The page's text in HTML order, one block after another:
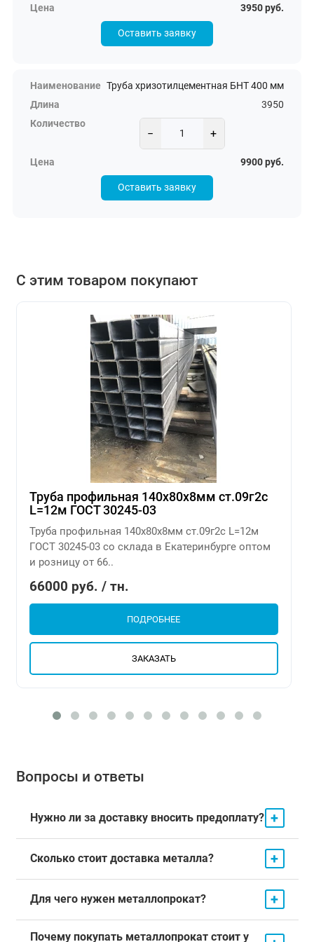
3950 руб.
Оставить заявку
Труба хризотилцементная БНТ 400 мм
3950
− +
9900 руб.
Оставить заявку
С этим товаром покупают
Труба профильная 140х80х8мм ст.09г2с
L=12м ГОСТ 30245-03
Труба профильная 140х80х8мм ст.09г2с L=12м
ГОСТ 30245-03 со склада в Екатеринбурге оптом
и розницу от 66..
66000 руб. / тн.
ПОДРОБНЕЕ
ЗАКАЗАТЬ
Вопросы и ответы
Нужно ли за доставку вносить предоплату? +
Сколько стоит доставка металла? +
Для чего нужен металлопрокат? +
Почему покупать металлопрокат стоит у